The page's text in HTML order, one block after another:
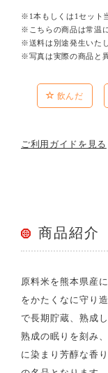
※1本もしくは1セット
※こちらの商品は常温
※送料は別途発生いたし
※写真は実際の商品と
飲んだ
ご利用ガイドを見る
商品紹介
原料米を熊本県産
をかたくなに守り
で長期貯蔵、熟成し
熟成の眠りを刻み
に染まり芳醇な香